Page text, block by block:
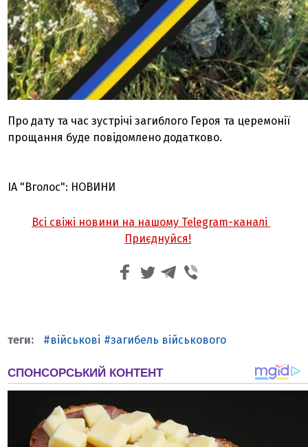
Про дату та час зустрічі загиблого Героя та церемонії
прощання буде повідомлено додатково.
ІА "Вголос": НОВИНИ
Всі свіжі новини на нашому Telegram-каналі
Приєднуйся!
військові загибель військового